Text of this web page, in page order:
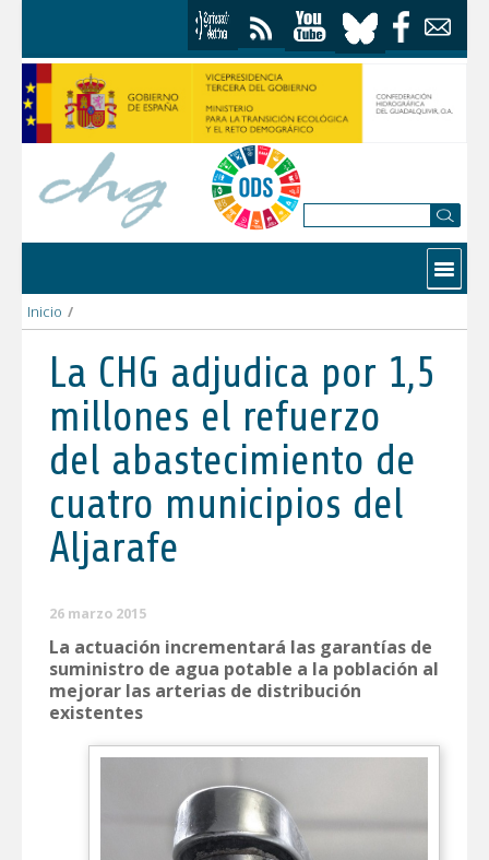
Contactar
Inicio /
La CHG adjudica por 1,5
millones el refuerzo
del abastecimiento de
cuatro municipios del
Aljarafe
26 marzo 2015
La actuación incrementará las garantías de
suministro de agua potable a la población al
mejorar las arterias de distribución
existentes